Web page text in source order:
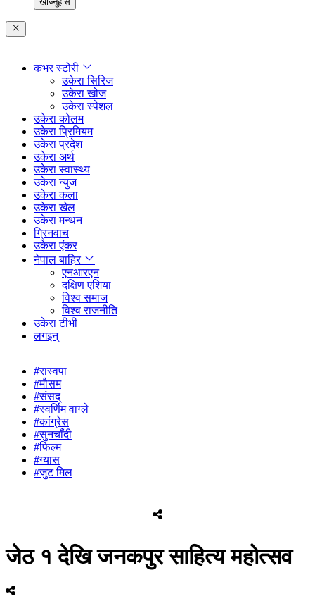
कभर स्टोरी
उकेरा सिरिज
उकेरा खोज
उकेरा स्पेशल
उकेरा कोलम
उकेरा प्रिमियम
उकेरा प्रदेश
उकेरा अर्थ
उकेरा स्वास्थ्य
उकेरा न्युज
उकेरा कला
उकेरा खेल
उकेरा मन्थन
ग्रिनवाच
उकेरा एंकर
नेपाल बाहिर
एनआरएन
दक्षिण एशिया
विश्व समाज
विश्व राजनीति
उकेरा टीभी
लगइन्
#रास्वपा
#मौसम
#संसद्
#स्वर्णिम वाग्ले
#कांग्रेस
#सुनचाँदी
#फिल्म
#ग्यास
#जुट मिल
जेठ १ देखि जनकपुर साहित्य महोत्सव